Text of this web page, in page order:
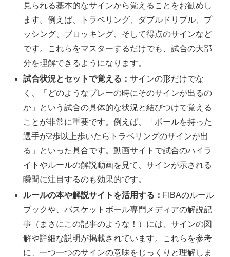
見られる基本的なサインから覚えることをお勧めし
ます。例えば、トラベリング、ダブルドリブル、プ
ッシング、ブロッキング、そして得点のサインなど
です。これらをマスターするだけでも、試合の大部
分を理解できるようになります。
試合状況とセットで覚える：サインの形だけでな
く、「どのようなプレーの時にそのサインが出るの
か」という試合の具体的な状況と結びつけて覚える
ことが非常に重要です。例えば、「ボールを持った
選手が2歩以上歩いたらトラベリングのサインが出
る」といった具合です。動画サイトで試合のハイラ
イトやルールの解説動画を見て、サインが示される
瞬間に注目するのも効果的です。
ルールの本や解説サイトを活用する： FIBAのルール
ブックや、バスケットボール専門メディアの解説記
事（まさにこの記事のような！）には、サインの図
解や詳細な説明が掲載されています。これらを参考
に、一つ一つのサインの意味をじっくりと理解しま